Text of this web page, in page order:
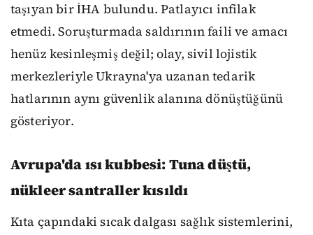
taşıyan bir İHA bulundu. Patlayıcı infilak
etmedi. Soruşturmada saldırının faili ve amacı
henüz kesinleşmiş değil; olay, sivil lojistik
merkezleriyle Ukrayna'ya uzanan tedarik
hatlarının aynı güvenlik alanına dönüştüğünü
gösteriyor.
Avrupa'da ısı kubbesi: Tuna düştü,
nükleer santraller kısıldı
Kıta çapındaki sıcak dalgası sağlık sistemlerini,